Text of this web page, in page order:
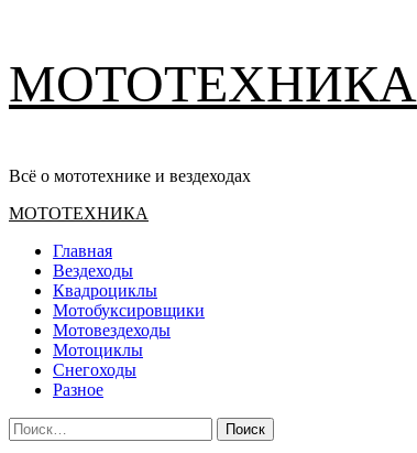
содержимому
МОТОТЕХНИКА
Всё о мототехнике и вездеходах
Основное
МОТОТЕХНИКА
Главная
Вездеходы
Квадроциклы
Мотобуксировщики
Мотовездеходы
Мотоциклы
Снегоходы
Разное
Найти: